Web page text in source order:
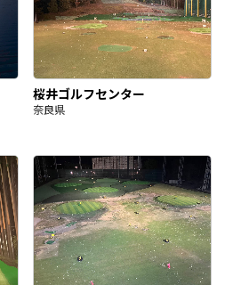
桜井ゴルフセンター
奈良県